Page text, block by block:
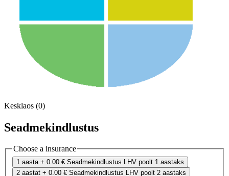
Kesklaos (0)
Seadmekindlustus
Choose a insurance
1 aasta + 0.00 € Seadmekindlustus LHV poolt 1 aastaks
2 aastat + 0.00 € Seadmekindlustus LHV poolt 2 aastaks